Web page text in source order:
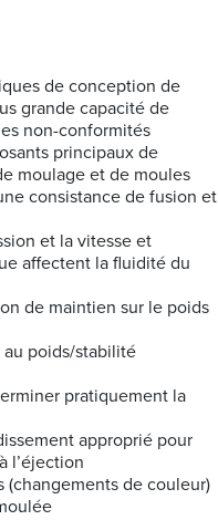
de conception de
grande capacité de
non-conformités
principaux de
moulage et de moules
consistance de fusion et
et la vitesse et
affectent la fluidité du
de maintien sur le poids
poids/stabilité
pratiquement la
approprié pour
l’éjection
(changements de couleur)